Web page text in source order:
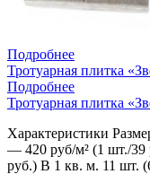
Подробнее
Тротуарная плитка
Подробнее
Тротуарная плитка
Характеристики
— 420 руб/м² (1 шт./39
руб.) В 1 кв. м. 11 шт.